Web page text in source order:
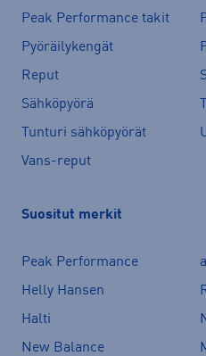
Peak Performance takit
Pyöräilykengät
Reput
Sähköpyörä
Tunturi sähköpyörät
Vans-reput
Suositut merkit
Peak Performance
Helly Hansen
Halti
New Balance